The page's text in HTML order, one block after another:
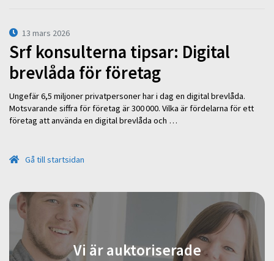
13 mars 2026
Srf konsulterna tipsar: Digital
brevlåda för företag
Ungefär 6,5 miljoner privatpersoner har i dag en digital brevlåda.
Motsvarande siffra för företag är 300 000. Vilka är fördelarna för ett
företag att använda en digital brevlåda och …
Gå till startsidan
Vi är auktoriserade